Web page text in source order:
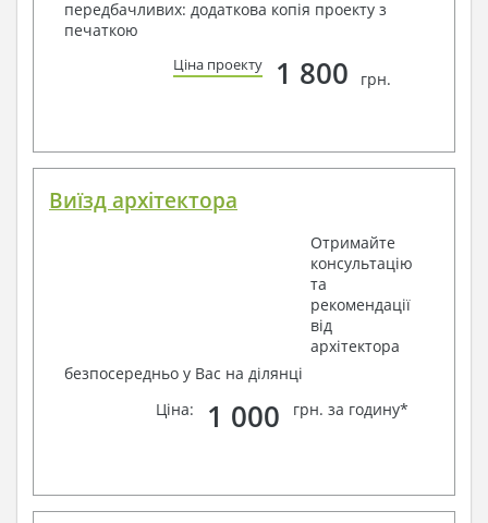
передбачливих: додаткова копія проекту з
печаткою
Ціна проекту 1 800 грн.
Виїзд архітектора
Отримайте
консультацію
та
рекомендації
від
архітектора
безпосередньо у Вас на ділянці
Ціна:
1 000 грн. за годину*